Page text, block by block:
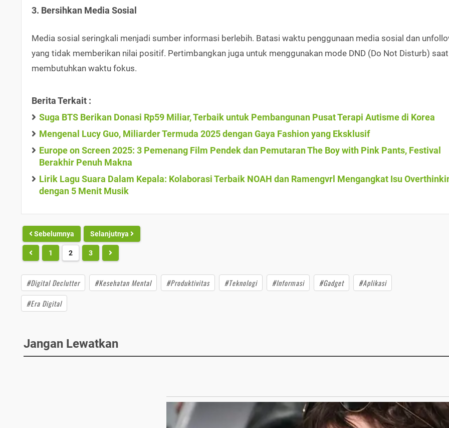
3. Bersihkan Media Sosial
Media sosial seringkali menjadi sumber informasi berlebih. Batasi waktu penggunaan media sosial dan
yang tidak memberikan nilai positif. Pertimbangkan juga untuk menggunakan mode DND (Do Not Disturb)
membutuhkan waktu fokus.
Berita Terkait :
Suga BTS Berikan Donasi Rp59 Miliar, Terbaik untuk Pembangunan Pusat Terapi Autisme di Korea
Mengenal Lucy Guo, Miliarder Termuda 2025 dengan Gaya Fashion yang Eksklusif
Europe on Screen 2025: 3 Pemenang Film Pendek dan Pemutaran The Boy with Pink Pants, Festival
Berakhir Penuh Makna
Lirik Lagu Suara Dalam Kepala: Kolaborasi Terbaik NOAH dan Ramengvrl Mengangkat Isu
dengan 5 Menit Musik
Sebelumnya Selanjutnya
1 2 3
#Digital Declutter #Kesehatan Mental #Produktivitas #Teknologi #Informasi #Gadget
#Aplikasi
#Era Digital
Jangan Lewatkan